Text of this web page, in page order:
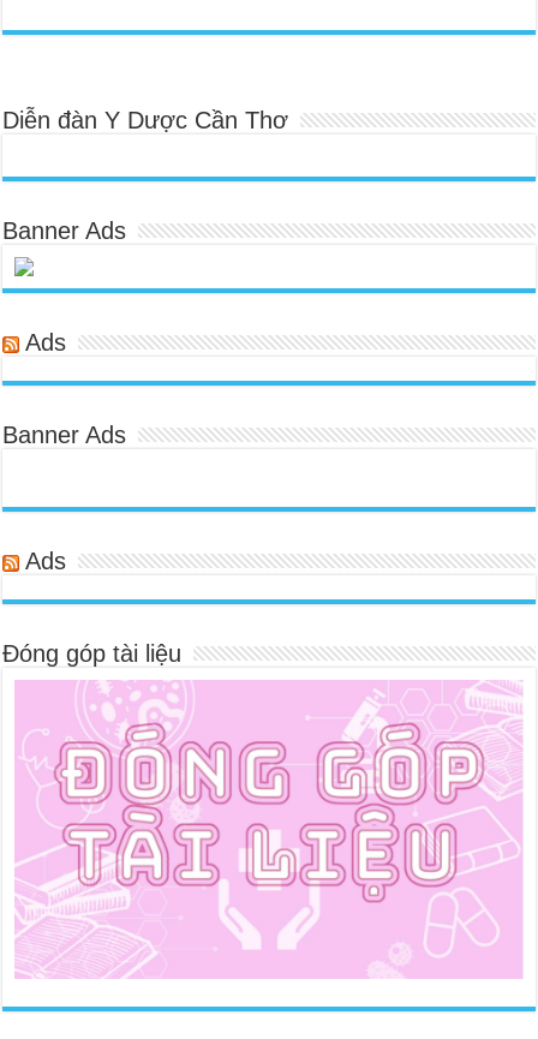
Diễn đàn Y Dược Cần Thơ
Banner Ads
Ads
Banner Ads
Ads
Đóng góp tài liệu